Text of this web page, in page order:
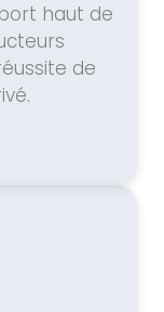
haut de
de